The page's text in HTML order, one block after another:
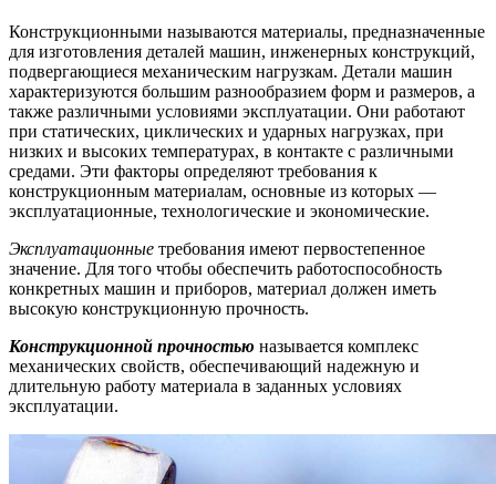
Конструкционными называются материалы, предназначенные
для изготовления деталей машин, инженерных конструкций,
подвергающиеся механическим нагрузкам. Детали машин
характеризуются большим разнообразием форм и размеров, а
также различными условиями эксплуатации. Они работают
при статических, циклических и ударных нагрузках, при
низких и высоких температурах, в контакте с различными
средами. Эти факторы определяют требования к
конструкционным материалам, основные из которых —
эксплуатационные, технологические и экономические.
Эксплуатационные требования имеют первостепенное
значение. Для того чтобы обеспечить работоспособность
конкретных машин и приборов, материал должен иметь
высокую конструкционную прочность.
Конструкционной прочностью называется комплекс
механических свойств, обеспечивающий надежную и
длительную работу материала в заданных условиях
эксплуатации.